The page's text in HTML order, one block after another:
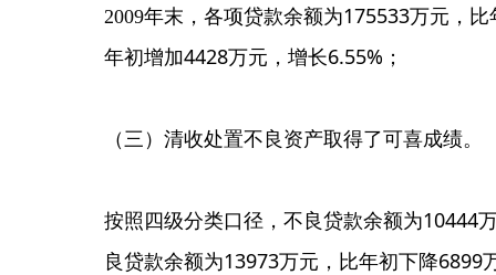
2009年末，各项贷款余额为175533万元，比
年初增加4428万元，增长6.55% ；
（三）清收处置不良资产取得了可喜成绩。
按照四级分类口径，不良贷款余额为10444
良贷款余额为13973万元，比年初下降6899